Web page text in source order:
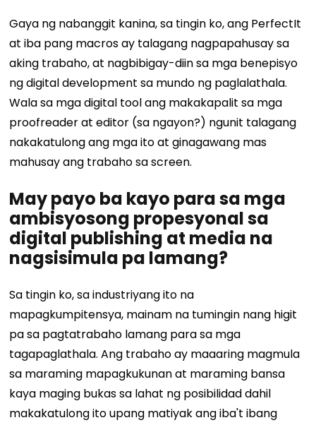
Gaya ng nabanggit kanina, sa tingin ko, ang PerfectIt
at iba pang macros ay talagang nagpapahusay sa
aking trabaho, at nagbibigay-diin sa mga benepisyo
ng digital development sa mundo ng paglalathala.
Wala sa mga digital tool ang makakapalit sa mga
proofreader at editor (sa ngayon?) ngunit talagang
nakakatulong ang mga ito at ginagawang mas
mahusay ang trabaho sa screen.
May payo ba kayo para sa mga
ambisyosong propesyonal sa
digital publishing at media na
nagsisimula pa lamang?
Sa tingin ko, sa industriyang ito na
mapagkumpitensya, mainam na tumingin nang higit
pa sa pagtatrabaho lamang para sa mga
tagapaglathala. Ang trabaho ay maaaring magmula
sa maraming mapagkukunan at maraming bansa
kaya maging bukas sa lahat ng posibilidad dahil
makakatulong ito upang matiyak ang iba't ibang